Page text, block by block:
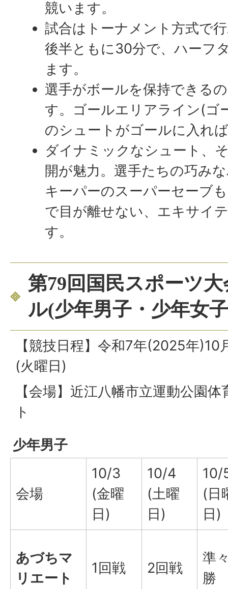
競います。
試合はトーナメント方式で
後半ともに30分で、ハーフ
ます。
選手がボールを保持できる
す。ゴールエリアライン(ゴ
のシュートがゴールに入れ
ダイナミックなシュート、
開が魅力。選手たちの巧み
キーパーのスーパーセーブ
で目が離せない、エキサイ
す。
第79回国民スポーツ
ル(少年男子・少年女
【競技日程】令和7年(2025年
(火曜日)
【会場】近江八幡市立運動公園
ト
少年男子
会場
10/3
(金曜
日)
10/4
(土曜
日)
10/
(日
日)
あづちマ
リエート
1回戦 2回戦
準
勝